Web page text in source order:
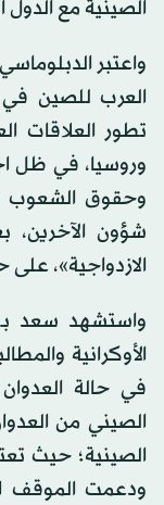
الصينية مع
واعتبر
العرب للصين
تطور العلاقات
وروسيا، في ظل
وحقوق الشعوب
شؤون الآخرين،
الازدواجية»،
واستشهد سعد
الأوكرانية
في حالة
الصيني من
الصينية؛ حيث
ودعمت الموقف